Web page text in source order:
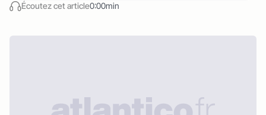
Écoutez cet article0:00min